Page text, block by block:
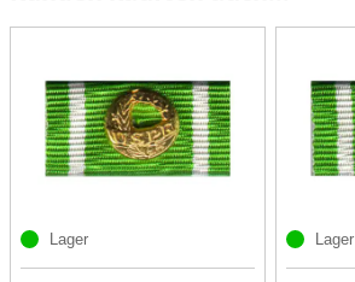
Lager Lager